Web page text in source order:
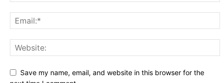
Save my name, email, and website in this browser for the